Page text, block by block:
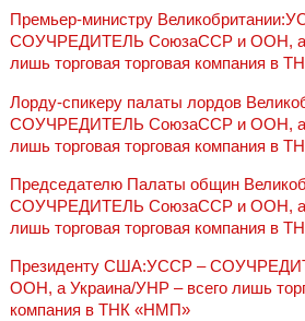
Премьер-министру
СОУЧРЕДИТЕЛЬ СоюзаССР и ООН, а
лишь торговая торговая компания в
Лорду-спикеру палаты лордов
СОУЧРЕДИТЕЛЬ СоюзаССР и ООН, а
лишь торговая торговая компания в
Председателю Палаты общин
СОУЧРЕДИТЕЛЬ СоюзаССР и ООН, а
лишь торговая торговая компания в
Президенту США:УССР –
ООН, а Украина/УНР – всего лишь
компания в ТНК «НМП»